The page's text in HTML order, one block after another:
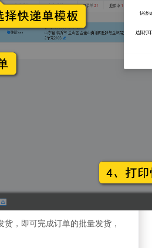
，即可完成订单的批量发货，